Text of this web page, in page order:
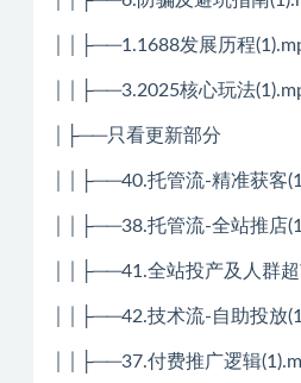
││├──1.1688发展历程
││├──3.2025核心玩法
│├──只看更新部分
││├──40.托管流-精准获客
││├──38.托管流-全站推店
││├──41.全站投产及人群超
││├──42.技术流-自助投放
││├──37.付费推广逻辑